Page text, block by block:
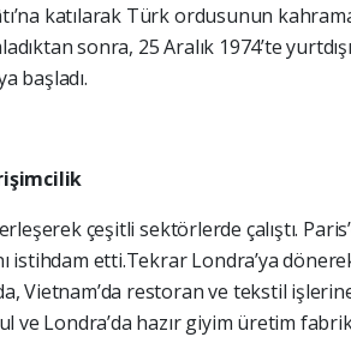
katılarak Türk ordusunun
sonra, 25 Aralık 1974’te
başladı.
çeşitli sektörlerde çalıştı.
istihdam etti.Tekrar Londra’ya
Vietnam’da restoran ve tekstil
ve Londra’da hazır giyim üretim